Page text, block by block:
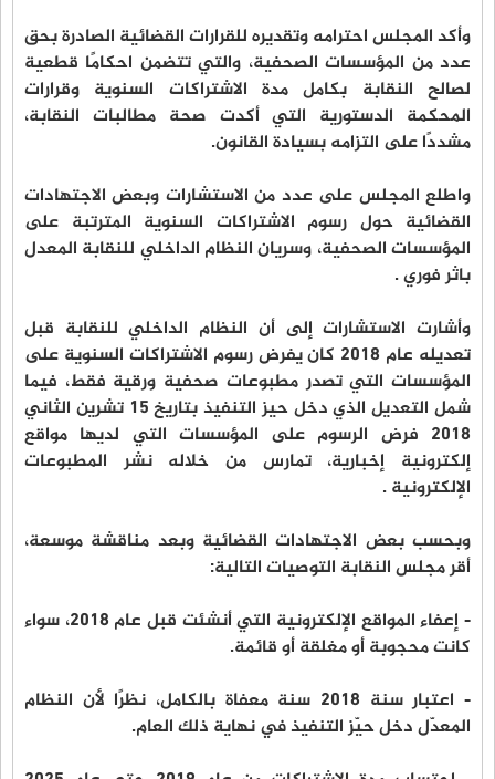
وأكد المجلس احترامه وتقديره للقرارات القضائية الصادرة بحق
عدد من المؤسسات الصحفية، والتي تتضمن احكامًا قطعية
لصالح النقابة بكامل مدة الاشتراكات السنوية وقرارات
المحكمة الدستورية التي أكدت صحة مطالبات النقابة،
مشددًا على التزامه بسيادة القانون.
واطلع المجلس على عدد من الاستشارات وبعض الاجتهادات
القضائية حول رسوم الاشتراكات السنوية المترتبة على
المؤسسات الصحفية، وسريان النظام الداخلي للنقابة المعدل
باثر فوري .
وأشارت الاستشارات إلى أن النظام الداخلي للنقابة قبل
تعديله عام 2018 كان يفرض رسوم الاشتراكات السنوية على
المؤسسات التي تصدر مطبوعات صحفية ورقية فقط، فيما
شمل التعديل الذي دخل حيز التنفيذ بتاريخ 15 تشرين الثاني
2018 فرض الرسوم على المؤسسات التي لديها مواقع
إلكترونية إخبارية، تمارس من خلاله نشر المطبوعات
الإلكترونية .
وبحسب بعض الاجتهادات القضائية وبعد مناقشة موسعة،
أقر مجلس النقابة التوصيات التالية:
- إعفاء المواقع الإلكترونية التي أنشئت قبل عام 2018، سواء
كانت محجوبة أو مغلقة أو قائمة.
- اعتبار سنة 2018 سنة معفاة بالكامل، نظرًا لأن النظام
المعدّل دخل حيّز التنفيذ في نهاية ذلك العام.